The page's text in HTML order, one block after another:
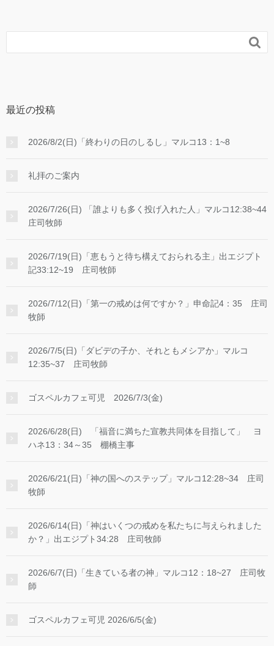

最近の投稿
2026/8/2(日)「終わりの日のしるし」マルコ13：1~8
礼拝のご案内
2026/7/26(日) 「誰よりも多く投げ入れた人」マルコ12:38~44
庄司牧師
2026/7/19(日)「恵もうと待ち構えておられる主」出エジプト
記33:12~19 庄司牧師
2026/7/12(日)「第一の戒めは何ですか？」申命記4：35 庄司
牧師
2026/7/5(日)「ダビデの子か、それともメシアか」マルコ
12:35~37 庄司牧師
ゴスペルカフェ可児 2026/7/3(金)
2026/6/28(日) 「福音に満ちた宣教共同体を目指して」 ヨ
ハネ13：34～35 棚橋主事
2026/6/21(日)「神の国へのステップ」マルコ12:28~34 庄司
牧師
2026/6/14(日)「神はいくつの戒めを私たちに与えられました
か？」出エジプト34:28 庄司牧師
2026/6/7(日)「生きている者の神」マルコ12：18~27 庄司牧
師
ゴスペルカフェ可児 2026/6/5(金)